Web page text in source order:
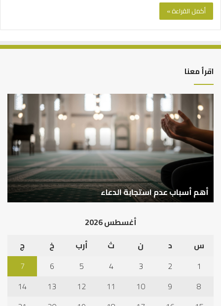
أكمل القراءة »
اقرأ معنا
أهم
أسباب
عدم
استجابة
الدعاء
أهم أسباب عدم استجابة الدعاء
بن
أغسطس 2026
س
د ن ث أرب خ
ج
1
2
3
4
5
6
7
8
9
10
11
12
13
14